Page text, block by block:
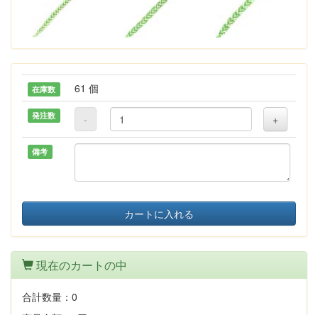
在庫数 61 個
発注数 - +
備考
カートに入れる
現在のカートの中
合計数量： 0